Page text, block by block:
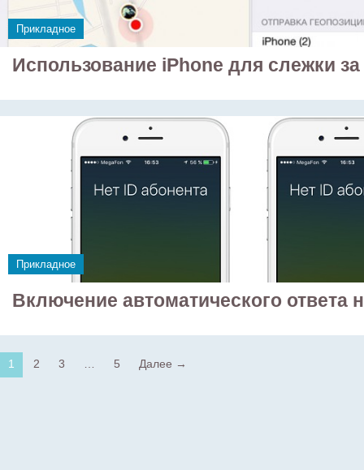
Прикладное
Использование iPhone для слежки
Прикладное
Включение автоматического ответа
1 2 3 5 Далее →